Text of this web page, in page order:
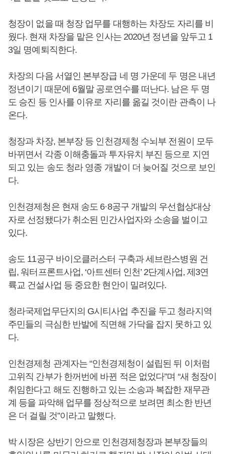
청장이 없을 때 청장 업무를 대행하는 차장도 자리를 비
웠다. 현재 차장을 맡은 인사는 2020년 정년을 앞두고 1
3일 명예퇴직한다.
차장의 다음 서열인 본부장급 네 명 가운데 두 명은 내년
정년이기 때문에 6월말 공로연수를 떠난다. 남은 두 명
도 승진 등 인사를 이유로 자리를 옮길 것이란 관측이 나
온다.
청장과 차장, 본부장 등 인천경제청 수뇌부 전원이 모두
바뀌면서 각종 이해충돌과 투자유치 부진 등으로 지연
되고 있는 송도 청라 영종 개발이 더 늦어질 것으로 보인
다.
인천경제청은 현재 송도 6·8공구 개발의 우선협상대상
자로 선정됐다가 취소된 민간사업자와 소송을 벌이고
있다.
송도 11공구 바이오클러스터 구축과 세브란스병원 건
립, 워터프론트사업, ‘아트센터 인천’ 2단계사업, 제3연
륙교 건설사업 등 중요한 현안이 밀려있다.
청라국제업무단지의 G시티사업 추진을 두고 청라지역
주민들의 극심한 반발에 직면해 가닥을 잡지 못하고 있
다.
인천경제청 관계자는 “인천경제청이 설립된 뒤 이처럼
고위직 간부가 한꺼번에 바뀐 적은 없었다”며 “새 청장이
취임한다고 해도 진행하고 있는 소송과 복잡한 재무관
계 등을 파악해 업무를 정상적으로 보려면 최소한 반년
은 더 걸릴 것”이라고 말했다.
박 시장은 상반기 안으로 인천경제청장과 본부장들의